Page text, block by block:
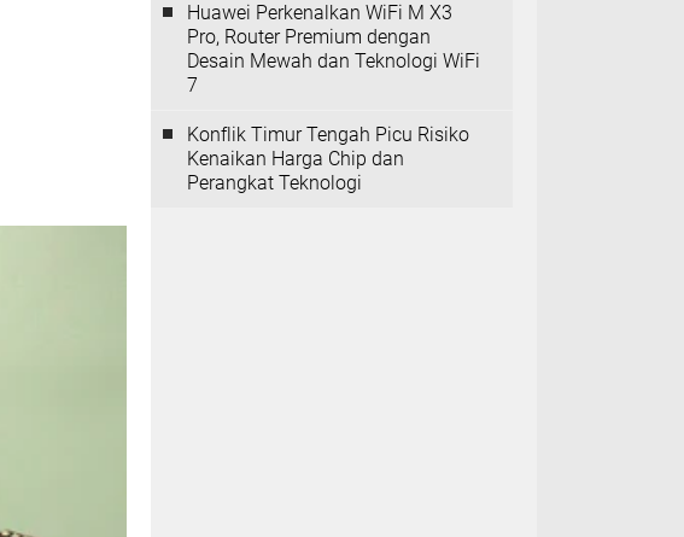
Huawei Perkenalkan WiFi M X3
Pro, Router Premium dengan
Desain Mewah dan Teknologi WiFi
7
Konflik Timur Tengah Picu Risiko
Kenaikan Harga Chip dan
Perangkat Teknologi